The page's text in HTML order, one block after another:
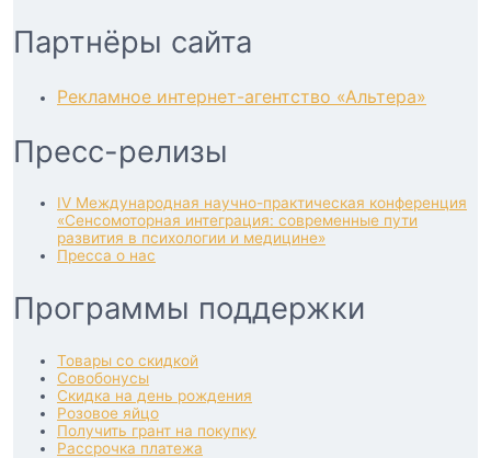
Партнёры сайта
Рекламное интернет-агентство «Альтера»
Пресс-релизы
IV Международная научно-практическая конференция
«Сенсомоторная интеграция: современные пути
развития в психологии и медицине»
Пресса о нас
Программы поддержки
Товары со скидкой
Совобонусы
Скидка на день рождения
Розовое яйцо
Получить грант на покупку
Рассрочка платежа